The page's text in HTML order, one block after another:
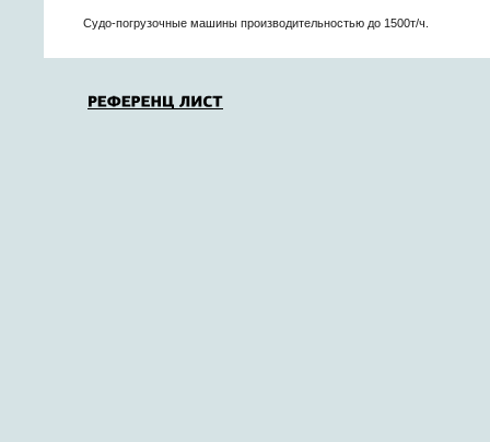
Судо-погрузочные машины производительностью до 1500т/ч.